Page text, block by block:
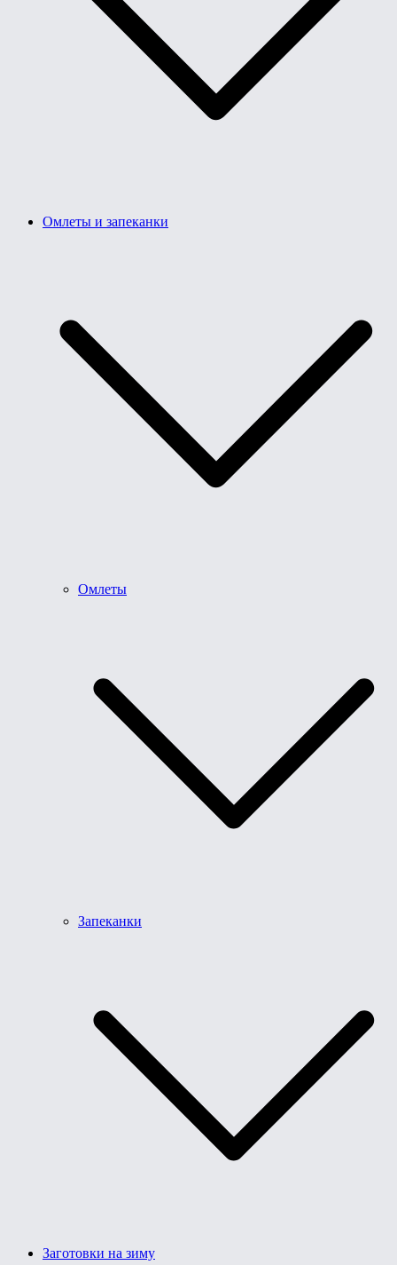
Омлеты и запеканки
Омлеты
Запеканки
Заготовки на зиму